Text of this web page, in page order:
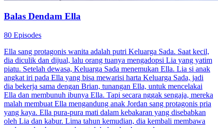
Balas Dendam Ella
80 Episodes
Ella sang protagonis wanita adalah putri Keluarga Sada. Saat kecil,
dia diculik dan dijual, lalu orang tuanya mengadopsi Lia yang yatim
piatu. Setelah dewasa, Keluarga Sada menemukan Ella. Lia si anak
angkat iri pada Ella yang bisa mewarisi harta Keluarga Sada, jadi
dia bekerja sama dengan Brian, tunangan Ella, untuk mencelakai
Ella dan membunuh ibunya Ella. Tapi secara nggak sengaja, mereka
malah membuat Ella mengandung anak Jordan sang protagonis pria
yang kaya. Ella pura-pura mati dalam kebakaran yang disebabkan
oleh Lia dan kabur. Lima tahun kemudian, dia kembali membawa